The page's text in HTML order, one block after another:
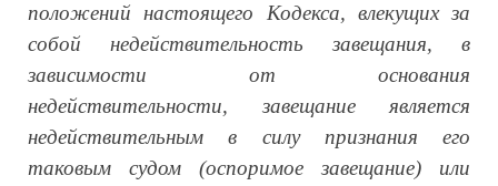
положений настоящего Кодекса, влекущих за
собой недействительность завещания, в
зависимости от основания
недействительности, завещание является
недействительным в силу признания его
таковым судом (оспоримое завещание) или